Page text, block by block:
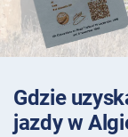
Gdzie
jazdy w